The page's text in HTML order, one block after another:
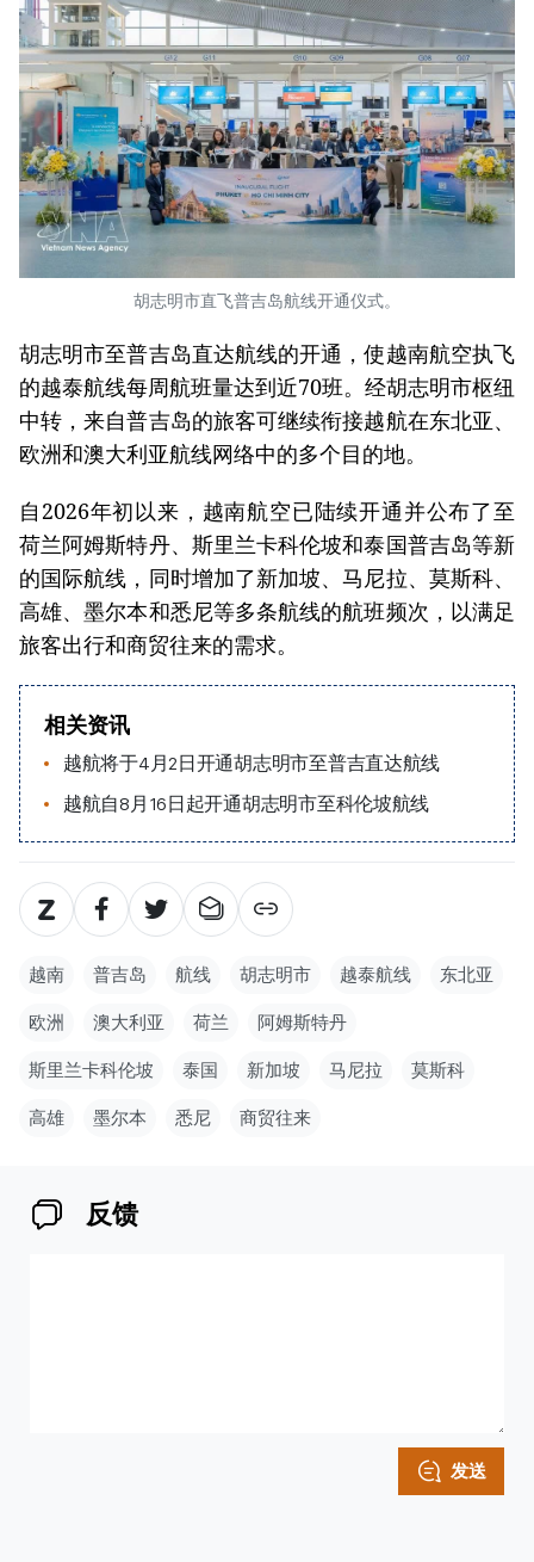
胡志明市直飞普吉岛航线开通仪式。
胡志明市至普吉岛直达航线的开通，使越南航空执飞
的越泰航线每周航班量达到近70班。经胡志明市枢纽
中转，来自普吉岛的旅客可继续衔接越航在东北亚、
欧洲和澳大利亚航线网络中的多个目的地。
自2026年初以来，越南航空已陆续开通并公布了至
荷兰阿姆斯特丹、斯里兰卡科伦坡和泰国普吉岛等新
的国际航线，同时增加了新加坡、马尼拉、莫斯科、
高雄、墨尔本和悉尼等多条航线的航班频次，以满足
旅客出行和商贸往来的需求。
相关资讯
越航将于4月2日开通胡志明市至普吉直达航线
越航自8月16日起开通胡志明市至科伦坡航线
越南 普吉岛 航线 胡志明市 越泰航线 东北亚
欧洲 澳大利亚 荷兰 阿姆斯特丹
斯里兰卡科伦坡 泰国 新加坡 马尼拉 莫斯科
高雄 墨尔本 悉尼 商贸往来
反馈
发送